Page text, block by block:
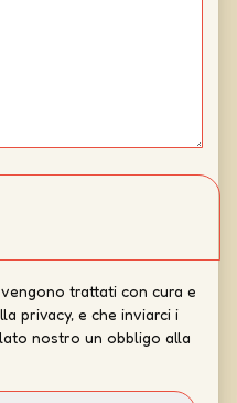
trattati con cura e
privacy, e che inviarci i
nostro un obbligo alla